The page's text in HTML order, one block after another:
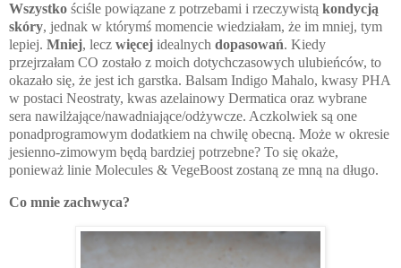
Wszystko ściśle powiązane z potrzebami i rzeczywistą kondycją
skóry, jednak w którymś momencie wiedziałam, że im mniej, tym
lepiej. Mniej, lecz więcej idealnych dopasowań. Kiedy
przejrzałam CO zostało z moich dotychczasowych ulubieńców, to
okazało się, że jest ich garstka. Balsam Indigo Mahalo, kwasy PHA
w postaci Neostraty, kwas azelainowy Dermatica oraz wybrane
sera nawilżające/nawadniające/odżywcze. Aczkolwiek są one
ponadprogramowym dodatkiem na chwilę obecną. Może w okresie
jesienno-zimowym będą bardziej potrzebne? To się okaże,
ponieważ linie Molecules & VegeBoost zostaną ze mną na długo.
Co mnie zachwyca?